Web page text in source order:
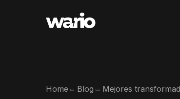
Home Blog Mejores